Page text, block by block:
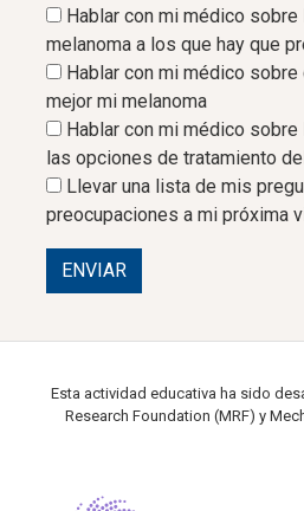
Hablar con mi médico
melanoma a los que hay que
Hablar con mi médico
mejor mi melanoma
Hablar con mi médico
las opciones de tratamiento
Llevar una lista de mis
preocupaciones a mi próxima
ENVIAR
Esta actividad educativa ha sido
Research Foundation (MRF) y